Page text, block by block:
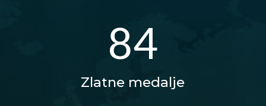
84
Zlatne medalje